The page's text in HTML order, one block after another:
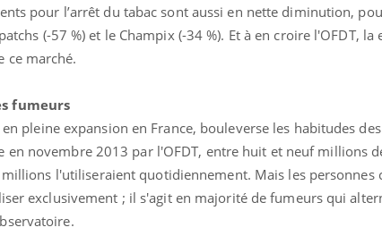
pour l’arrêt du tabac sont aussi en nette diminution,
(-57 %) et le Champix (-34 %). Et à en croire l'OFDT, la
ce marché.
fumeurs
pleine expansion en France, bouleverse les habitudes
en novembre 2013 par l'OFDT, entre huit et neuf millions
l'utiliseraient quotidiennement. Mais les personnes
exclusivement ; il s'agit en majorité de fumeurs qui
ma maladie
des sujets qui sont faciles à aborder...
non ! D'un côté, poser des
sur la maladie d'un proche c'est
...
Fatigue, irritabilité,
même alopécie… Les
carence en fer sont
...